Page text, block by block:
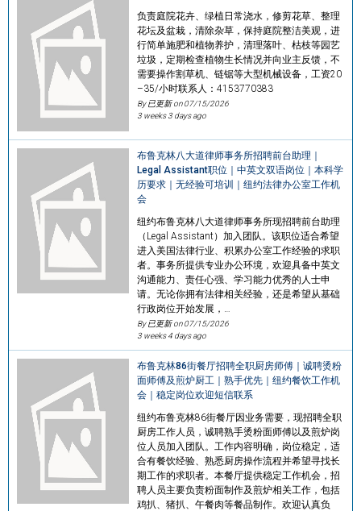
负责庭院花卉、绿植日常浇水，修剪花草、整理
花坛及盆栽，清除杂草，保持庭院整洁美观，进
行简单施肥和植物养护，清理落叶、枯枝等园艺
垃圾，定期检查植物生长情况并向业主反馈，不
需要操作割草机、链锯等大型机械设备，工资20
–35/小时联系人：4153770383
By 已更新 on07/15/2026
3 weeks 3 days ago
布鲁克林八大道律师事务所招聘前台助理｜
Legal Assistant职位｜中英文双语岗位｜本科学
历要求｜无经验可培训｜纽约法律办公室工作机
会
纽约布鲁克林八大道律师事务所现招聘前台助理
（Legal Assistant）加入团队。该职位适合希望
进入美国法律行业、积累办公室工作经验的求职
者。事务所提供专业办公环境，欢迎具备中英文
沟通能力、责任心强、学习能力优秀的人士申
请。无论你拥有法律相关经验，还是希望从基础
行政岗位开始发展，…
By 已更新 on07/15/2026
3 weeks 4 days ago
布鲁克林86街餐厅招聘全职厨房师傅｜诚聘烫粉
面师傅及煎炉厨工｜熟手优先｜纽约餐饮工作机
会｜稳定岗位欢迎短信联系
纽约布鲁克林86街餐厅因业务需要，现招聘全职
厨房工作人员，诚聘熟手烫粉面师傅以及煎炉岗
位人员加入团队。工作内容明确，岗位稳定，适
合有餐饮经验、熟悉厨房操作流程并希望寻找长
期工作的求职者。本餐厅提供稳定工作机会，招
聘人员主要负责粉面制作及煎炉相关工作，包括
鸡扒、猪扒、午餐肉等餐品制作。欢迎认真负